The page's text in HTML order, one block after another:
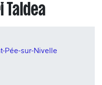
Taldea
Pée-sur-Nivelle